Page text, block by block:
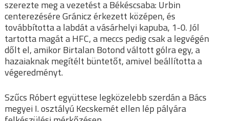
szerezte meg a vezetést a Békéscsaba: Urbin
centerezésére Gránicz érkezett középen, és
továbbította a labdát a vásárhelyi kapuba, 1-0. Jól
tartotta magát a HFC, a meccs pedig csak a legvégén
dőlt el, amikor Birtalan Botond váltott gólra egy, a
hazaiaknak megítélt büntetőt, amivel beállította a
végeredményt.
Szűcs Róbert együttese legközelebb szerdán a Bács
megyei I. osztályú Kecskemét ellen lép pályára